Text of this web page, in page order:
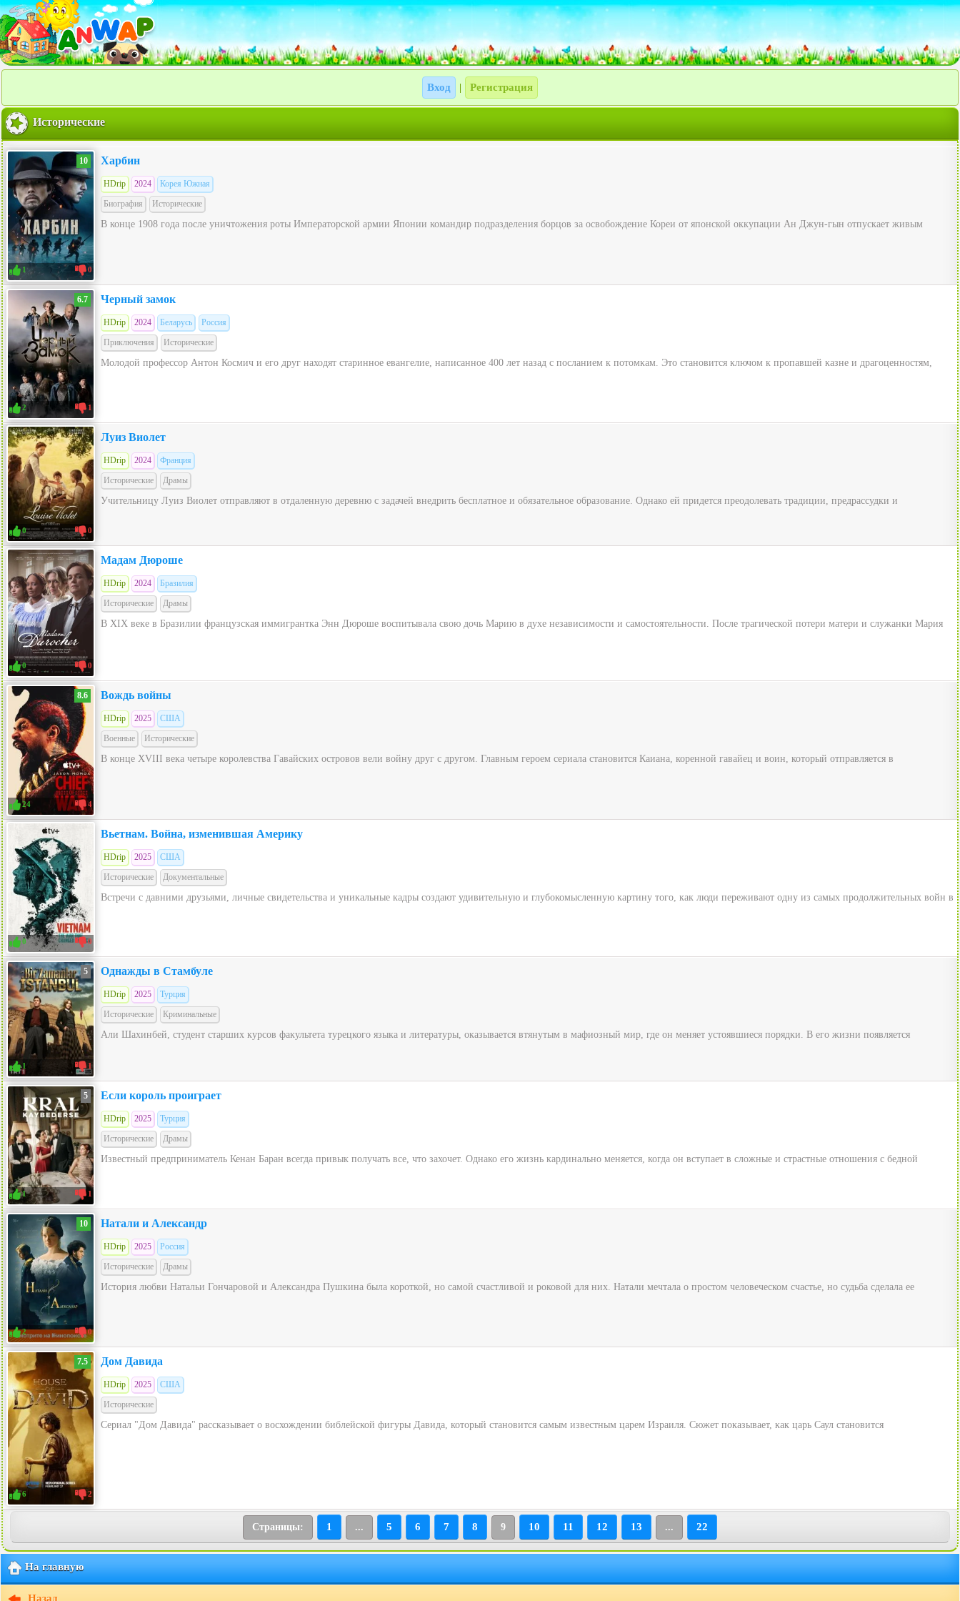
Вход Регистрация
Исторические
10
1 0
Харбин
HDrip 2024
Корея Южная
Биография
Исторические
В конце 1908 года после уничтожения роты Императорской армии Японии командир подразделения борцов за освобождение Кореи от японской оккупации Ан Джун-гын отпускает живым
6.7
2 1
Черный замок
HDrip 2024 Беларусь
Россия
Приключения
Исторические
Молодой профессор Антон Космич и его друг находят старинное евангелие, написанное 400 лет назад с посланием к потомкам. Это становится ключом к пропавшей казне и драгоценностям,
0 0
Луиз Виолет
HDrip 2024
Франция
Исторические
Драмы
Учительницу Луиз Виолет отправляют в отдаленную деревню с задачей внедрить бесплатное и обязательное образование. Однако ей придется преодолевать традиции, предрассудки и
0 0
Мадам Дюроше
HDrip 2024
Бразилия
Исторические
Драмы
В XIX веке в Бразилии французская иммигрантка Энн Дюроше воспитывала свою дочь Марию в духе независимости и самостоятельности. После трагической потери матери и служанки Мария
8.6
24 4
Вождь войны
HDrip 2025
США
Военные
Исторические
В конце XVIII века четыре королевства Гавайских островов вели войну друг с другом. Главным героем сериала становится Каиана, коренной гавайец и воин, который отправляется в
0 0
Вьетнам. Война, изменившая Америку
HDrip 2025
США
Исторические
Документальные
Встречи с давними друзьями, личные свидетельства и уникальные кадры создают удивительную и глубокомысленную картину того, как люди переживают одну из самых продолжительных войн в
5
1 1
Однажды в Стамбуле
HDrip 2025
Турция
Исторические
Криминальные
Али Шахинбей, студент старших курсов факультета турецкого языка и литературы, оказывается втянутым в мафиозный мир, где он меняет устоявшиеся порядки. В его жизни появляется
5
1 1
Если король проиграет
HDrip 2025
Турция
Исторические
Драмы
Известный предприниматель Кенан Баран всегда привык получать все, что захочет. Однако его жизнь кардинально меняется, когда он вступает в сложные и страстные отношения с бедной
10
2 0
Натали и Александр
HDrip 2025
Россия
Исторические
Драмы
История любви Натальи Гончаровой и Александра Пушкина была короткой, но самой счастливой и роковой для них. Натали мечтала о простом человеческом счастье, но судьба сделала ее
7.5
6 2
Дом Давида
HDrip 2025
США
Исторические
Сериал "Дом Давида" рассказывает о восхождении библейской фигуры Давида, который становится самым известным царем Израиля. Сюжет показывает, как царь Саул становится
Страницы: 1 ... 5 6 7 8 9 10 11 12 13 ... 22
На главную
Назад